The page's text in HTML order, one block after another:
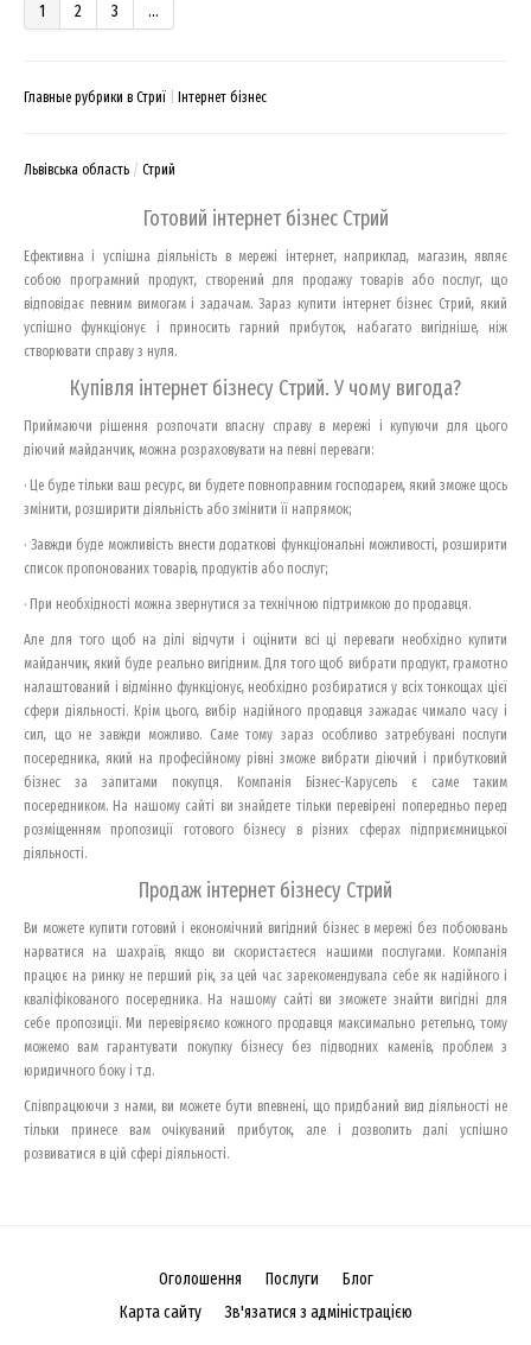
1 2 3 ...
Главные рубрики в Стриї Інтернет бізнес
Львівська область Стрий
Готовий інтернет бізнес Стрий
Ефективна і успішна діяльність в мережі інтернет, наприклад, магазин, являє
собою програмний продукт, створений для продажу товарів або послуг, що
відповідає певним вимогам і задачам. Зараз купити інтернет бізнес Стрий, який
успішно функціонує і приносить гарний прибуток, набагато вигідніше, ніж
створювати справу з нуля.
Купівля інтернет бізнесу Стрий. У чому вигода?
Приймаючи рішення розпочати власну справу в мережі і купуючи для цього
діючий майданчик, можна розраховувати на певні переваги:
· Це буде тільки ваш ресурс, ви будете повноправним господарем, який зможе щось
змінити, розширити діяльність або змінити її напрямок;
· Завжди буде можливість внести додаткові функціональні можливості, розширити
список пропонованих товарів, продуктів або послуг;
· При необхідності можна звернутися за технічною підтримкою до продавця.
Але для того щоб на ділі відчути і оцінити всі ці переваги необхідно купити
майданчик, який буде реально вигідним. Для того щоб вибрати продукт, грамотно
налаштований і відмінно функціонує, необхідно розбиратися у всіх тонкощах цієї
сфери діяльності. Крім цього, вибір надійного продавця зажадає чимало часу і
сил, що не завжди можливо. Саме тому зараз особливо затребувані послуги
посередника, який на професійному рівні зможе вибрати діючий і прибутковий
бізнес за запитами покупця. Компанія Бізнес-Карусель є саме таким
посередником. На нашому сайті ви знайдете тільки перевірені попередньо перед
розміщенням пропозиції готового бізнесу в різних сферах підприємницької
діяльності.
Продаж інтернет бізнесу Стрий
Ви можете купити готовий і економічний вигідний бізнес в мережі без побоювань
нарватися на шахраїв, якщо ви скористаєтеся нашими послугами. Компанія
працює на ринку не перший рік, за цей час зарекомендувала себе як надійного і
кваліфікованого посередника. На нашому сайті ви зможете знайти вигідні для
себе пропозиції. Ми перевіряємо кожного продавця максимально ретельно, тому
можемо вам гарантувати покупку бізнесу без підводних каменів, проблем з
юридичного боку і т.д.
Співпрацюючи з нами, ви можете бути впевнені, що придбаний вид діяльності не
тільки принесе вам очікуваний прибуток, але і дозволить далі успішно
розвиватися в цій сфері діяльності.
Оголошення Послуги
Блог
Карта сайту
Зв'язатися з адміністрацією